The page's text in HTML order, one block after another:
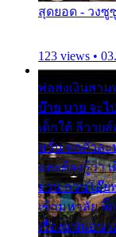
สุดยอด - วงซู
123 views •
พ่อส่งเงินสา
บ๊าย บาย จะไ
เด็กใต้ ลีวาย
หวั่น ตกตัวละ
และต้องรู้ว่า
ยวน กวนโอ๊ย
เข้ามหาลัย จิ๊
เรื่องแน่นอน